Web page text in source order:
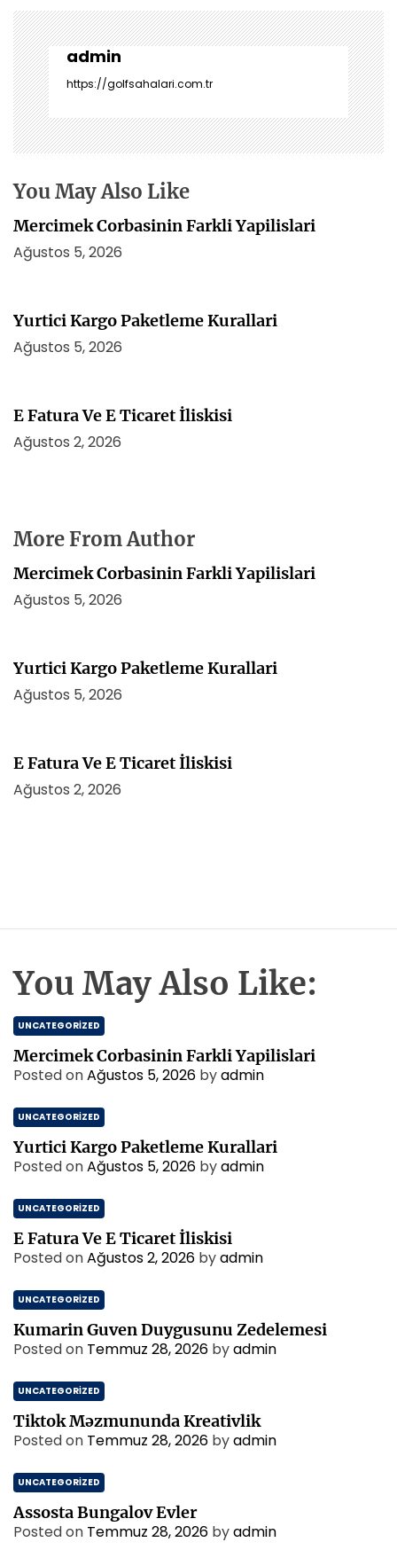
g
e
z
i
n
m
e
i
admin
https://golfsahalari.com.tr
You May Also Like
Mercimek Corbasinin Farkli Yapilislari
Ağustos 5, 2026
Yurtici Kargo Paketleme Kurallari
Ağustos 5, 2026
E Fatura Ve E Ticaret İliskisi
Ağustos 2, 2026
More From Author
Mercimek Corbasinin Farkli Yapilislari
Ağustos 5, 2026
Yurtici Kargo Paketleme Kurallari
Ağustos 5, 2026
E Fatura Ve E Ticaret İliskisi
Ağustos 2, 2026
You May Also Like:
UNCATEGORIZED
Mercimek Corbasinin Farkli Yapilislari
Posted onAğustos 5, 2026 byadmin
UNCATEGORIZED
Yurtici Kargo Paketleme Kurallari
Posted onAğustos 5, 2026 byadmin
UNCATEGORIZED
E Fatura Ve E Ticaret İliskisi
Posted onAğustos 2, 2026 byadmin
UNCATEGORIZED
Kumarin Guven Duygusunu Zedelemesi
Posted on Temmuz 28, 2026 byadmin
UNCATEGORIZED
Tiktok Məzmununda Kreativlik
Posted on Temmuz 28, 2026 byadmin
UNCATEGORIZED
Assosta Bungalov Evler
Posted on Temmuz 28, 2026 byadmin